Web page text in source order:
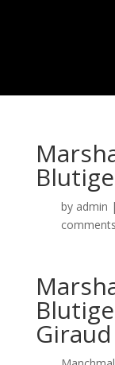
by admin |
comments
Giraud